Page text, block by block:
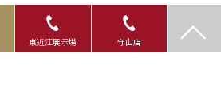
東近江展示場 守山店